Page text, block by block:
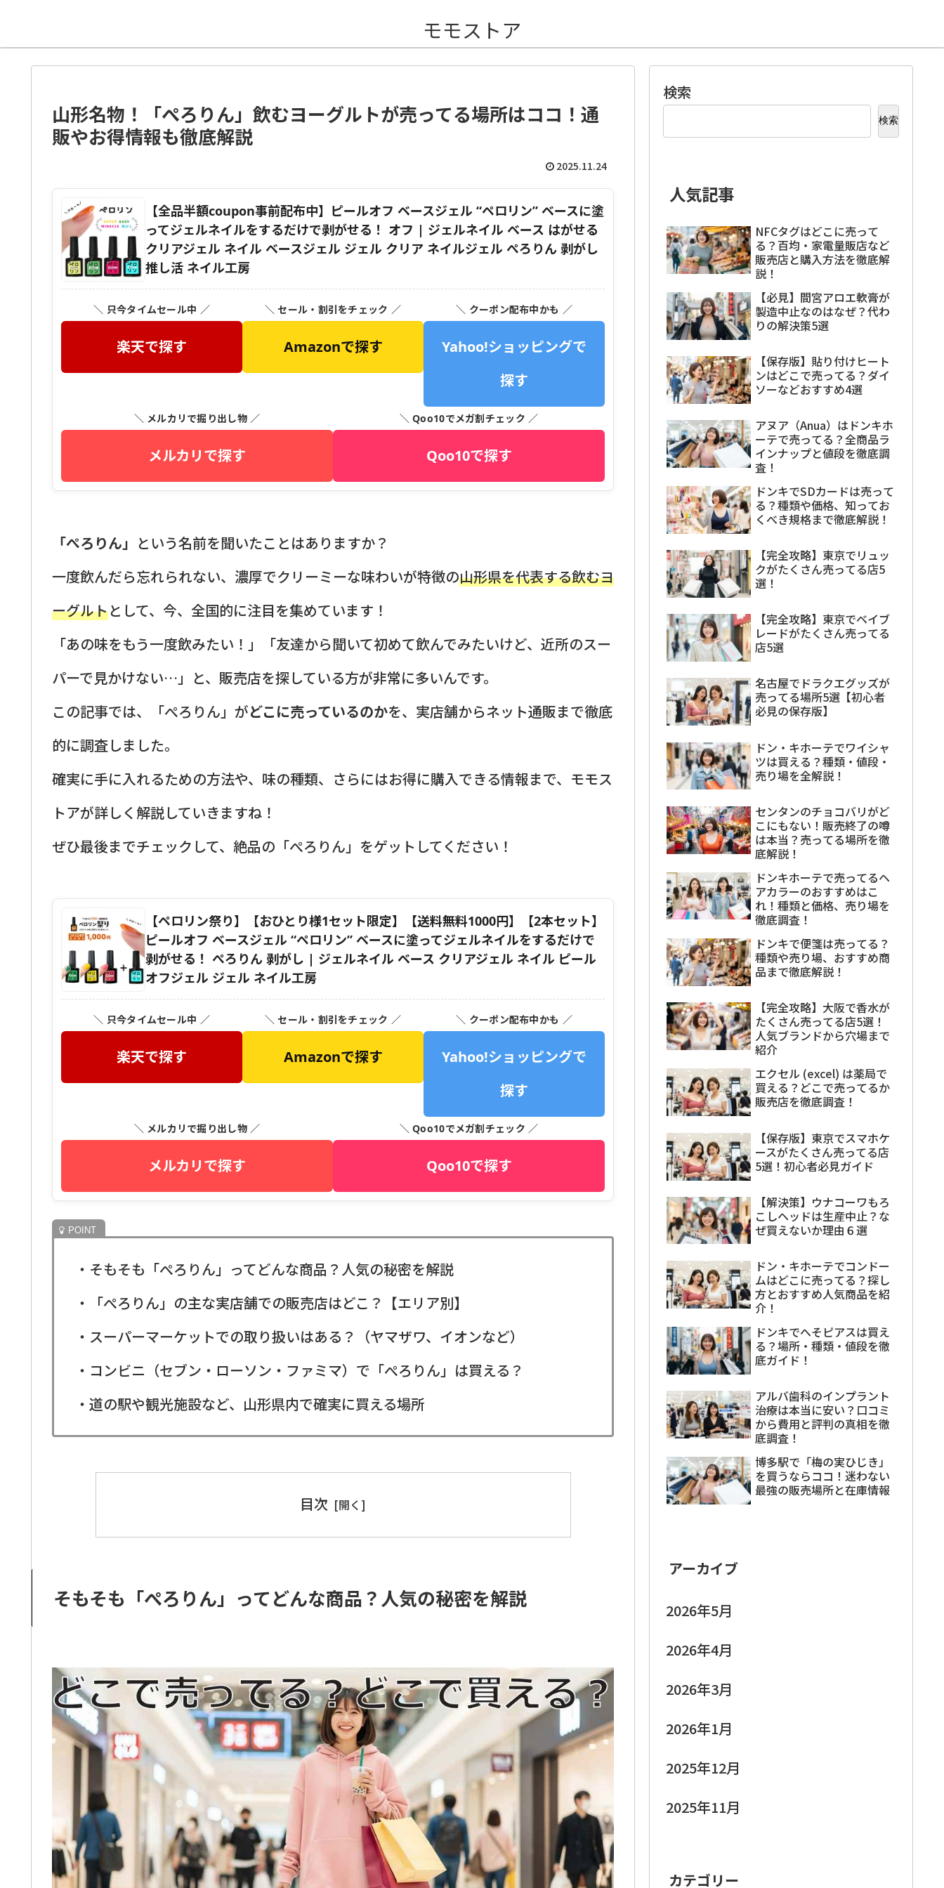
モモストア
山形名物！「ぺろりん」飲むヨーグルトが売ってる場所はココ！通
販やお得情報も徹底解説
2025.11.24
【全品半額coupon事前配布中】ピールオフ ベースジェル “ペロリン” ベースに塗
ってジェルネイルをするだけで剥がせる！ オフ | ジェルネイル ベース はがせる
クリアジェル ネイル ベースジェル ジェル クリア ネイルジェル ぺろりん 剥がし
推し活 ネイル工房
＼ 只今タイムセール中 ／
楽天で探す
＼ セール・割引をチェック ／
Amazonで探す
＼ クーポン配布中かも ／
Yahoo!ショッピングで
探す
＼ メルカリで掘り出し物 ／
メルカリで探す
＼ Qoo10でメガ割チェック ／
Qoo10で探す
「ぺろりん」 という名前を聞いたことはありますか？
一度飲んだら忘れられない、濃厚でクリーミーな味わいが特徴の山形県を代表する飲むヨ
ーグルトとして、今、全国的に注目を集めています！
「あの味をもう一度飲みたい！」「友達から聞いて初めて飲んでみたいけど、近所のスー
パーで見かけない…」と、販売店を探している方が非常に多いんです。
この記事では、「ぺろりん」がどこに売っているのかを、実店舗からネット通販まで徹底
的に調査しました。
確実に手に入れるための方法や、味の種類、さらにはお得に購入できる情報まで、モモス
トアが詳しく解説していきますね！
ぜひ最後までチェックして、絶品の「ぺろりん」をゲットしてください！
【ペロリン祭り】【おひとり様1セット限定】【送料無料1000円】【2本セット】
ピールオフ ベースジェル “ペロリン” ベースに塗ってジェルネイルをするだけで
剥がせる！ ぺろりん 剥がし | ジェルネイル ベース クリアジェル ネイル ピール
オフジェル ジェル ネイル工房
＼ 只今タイムセール中 ／
楽天で探す
＼ セール・割引をチェック ／
Amazonで探す
＼ クーポン配布中かも ／
Yahoo!ショッピングで
探す
＼ メルカリで掘り出し物 ／
メルカリで探す
＼ Qoo10でメガ割チェック ／
Qoo10で探す
・そもそも「ぺろりん」ってどんな商品？人気の秘密を解説
・「ぺろりん」の主な実店舗での販売店はどこ？【エリア別】
・スーパーマーケットでの取り扱いはある？（ヤマザワ、イオンなど）
・コンビニ（セブン・ローソン・ファミマ）で「ぺろりん」は買える？
・道の駅や観光施設など、山形県内で確実に買える場所
目次
そもそも「ぺろりん」ってどんな商品？人気の秘密を解説
検索
検索
人気記事
NFCタグはどこに売って
る？百均・家電量販店など
販売店と購入方法を徹底解
説！
【必見】間宮アロエ軟膏が
製造中止なのはなぜ？代わ
りの解決策5選
【保存版】貼り付けヒート
ンはどこで売ってる？ダイ
ソーなどおすすめ4選
アヌア（Anua）はドンキホ
ーテで売ってる？全商品ラ
インナップと値段を徹底調
査！
ドンキでSDカードは売って
る？種類や価格、知ってお
くべき規格まで徹底解説！
【完全攻略】東京でリュッ
クがたくさん売ってる店5
選！
【完全攻略】東京でベイブ
レードがたくさん売ってる
店5選
名古屋でドラクエグッズが
売ってる場所5選【初心者
必見の保存版】
ドン・キホーテでワイシャ
ツは買える？種類・値段・
売り場を全解説！
センタンのチョコバリがど
こにもない！販売終了の噂
は本当？売ってる場所を徹
底解説！
ドンキホーテで売ってるヘ
アカラーのおすすめはこ
れ！種類と価格、売り場を
徹底調査！
ドンキで便箋は売ってる？
種類や売り場、おすすめ商
品まで徹底解説！
【完全攻略】大阪で香水が
たくさん売ってる店5選！
人気ブランドから穴場まで
紹介
エクセル (excel) は薬局で
買える？どこで売ってるか
販売店を徹底調査！
【保存版】東京でスマホケ
ースがたくさん売ってる店
5選！初心者必見ガイド
【解決策】ウナコーワもろ
こしヘッドは生産中止？な
ぜ買えないか理由６選
ドン・キホーテでコンドー
ムはどこに売ってる？探し
方とおすすめ人気商品を紹
介！
ドンキでへそピアスは買え
る？場所・種類・値段を徹
底ガイド！
アルバ歯科のインプラント
治療は本当に安い？口コミ
から費用と評判の真相を徹
底調査！
博多駅で「梅の実ひじき」
を買うならココ！迷わない
最強の販売場所と在庫情報
アーカイブ
2026年5月
2026年4月
2026年3月
2026年1月
2025年12月
2025年11月
カテゴリー